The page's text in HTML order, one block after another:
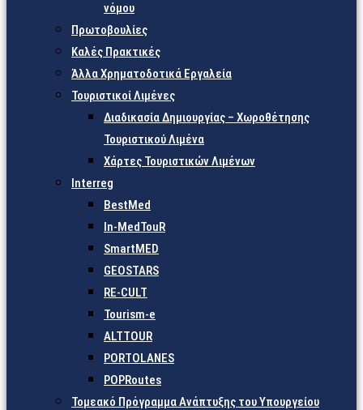
νόμου
Πρωτοβουλίες
Καλές Πρακτικές
Άλλα Χρηματοδοτικά Εργαλεία
Τουριστικοί Λιμένες
Διαδικασία Δημιουργίας – Χωροθέτησης
Τουριστικού Λιμένα
Χάρτες Τουριστικών Λιμένων
Interreg
BestMed
In-MedTouR
SmartMED
GEOSTARS
RE-CULT
Tourism-e
ALTTOUR
PORTOLANES
POPRoutes
Τομεακό Πρόγραμμα Ανάπτυξης του Υπουργείου